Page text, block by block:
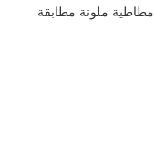
ملونة مطابقة